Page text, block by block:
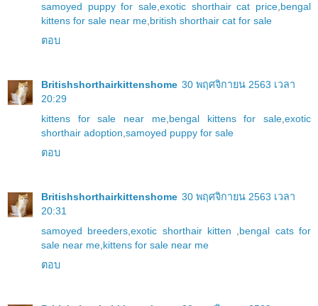
samoyed puppy for sale,exotic shorthair cat price,bengal
kittens for sale near me,british shorthair cat for sale
ตอบ
Britishshorthairkittenshome 30 พฤศจิกายน 2563 เวลา
20:29
kittens for sale near me,bengal kittens for sale,exotic
shorthair adoption,samoyed puppy for sale
ตอบ
Britishshorthairkittenshome 30 พฤศจิกายน 2563 เวลา
20:31
samoyed breeders,exotic shorthair kitten ,bengal cats for
sale near me,kittens for sale near me
ตอบ